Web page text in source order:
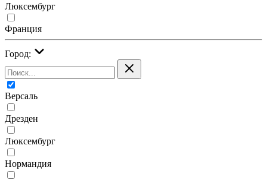
Люксембург
Франция
Город:
Версаль
Дрезден
Люксембург
Нормандия